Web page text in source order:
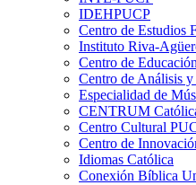
IDEHPUCP
Centro de Estudios
Instituto Riva-
Centro de
Centro de Análisis
Especialidad de
CENTRUM
Centro Cultural
Centro de
Idiomas Católica
Conexión Bíblica